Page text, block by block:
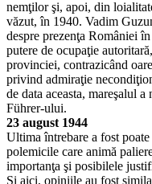
nemţilor şi, apoi, din
văzut, în 1940. Vadim
despre prezenţa României
putere de ocupaţie
provinciei, contrazicând
privind admiraţie
de data aceasta, mareşalul
Führer-ului.
23 august 1944
Ultima întrebare a fost poate
polemicile care animă
importanţa şi posibilele
Şi aici, opiniile au fost